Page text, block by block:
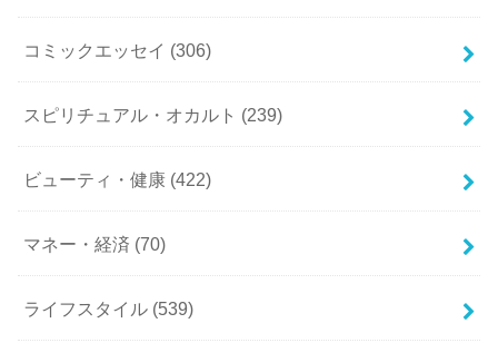
コミックエッセイ (306)
スピリチュアル・オカルト (239)
ビューティ・健康 (422)
マネー・経済 (70)
ライフスタイル (539)